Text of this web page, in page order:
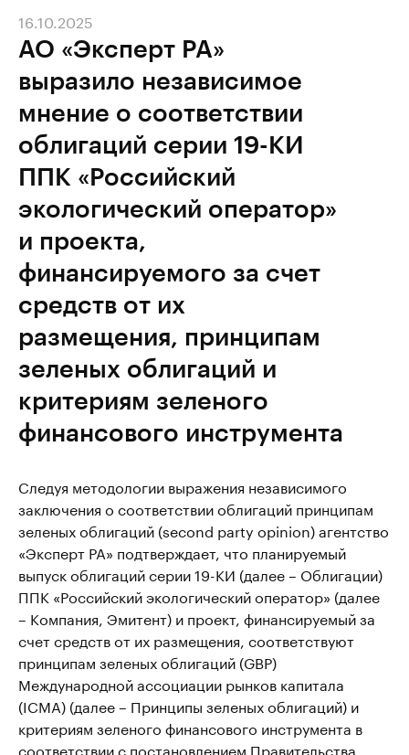
АО «Эксперт РА»
выразило независимое
мнение о соответствии
облигаций серии 19-КИ
ППК «Российский
экологический оператор»
и проекта,
финансируемого за счет
средств от их
размещения, принципам
зеленых облигаций и
критериям зеленого
финансового инструмента
16.10.2025
Следуя методологии выражения независимого
заключения о соответствии облигаций принципам
зеленых облигаций (second party opinion) агентство
«Эксперт РА» подтверждает, что планируемый
выпуск облигаций серии 19-КИ (далее – Облигации)
ППК «Российский экологический оператор» (далее
– Компания, Эмитент) и проект, финансируемый за
счет средств от их размещения, соответствуют
принципам зеленых облигаций (GBP)
Международной ассоциации рынков капитала
(ICMA) (далее – Принципы зеленых облигаций) и
критериям зеленого финансового инструмента в
соответствии с постановлением Правительства